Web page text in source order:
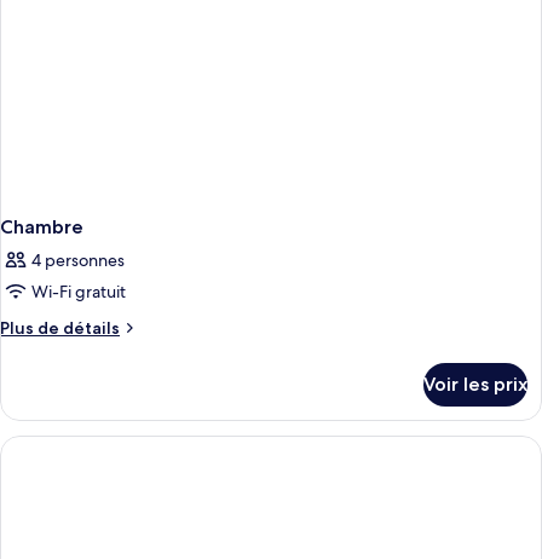
Chambre
4 personnes
Wi-Fi gratuit
Plus de détails
Plus
le
type
de
Voir les prix